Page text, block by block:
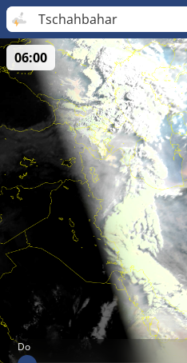
Tschahbahar
Do
06:00